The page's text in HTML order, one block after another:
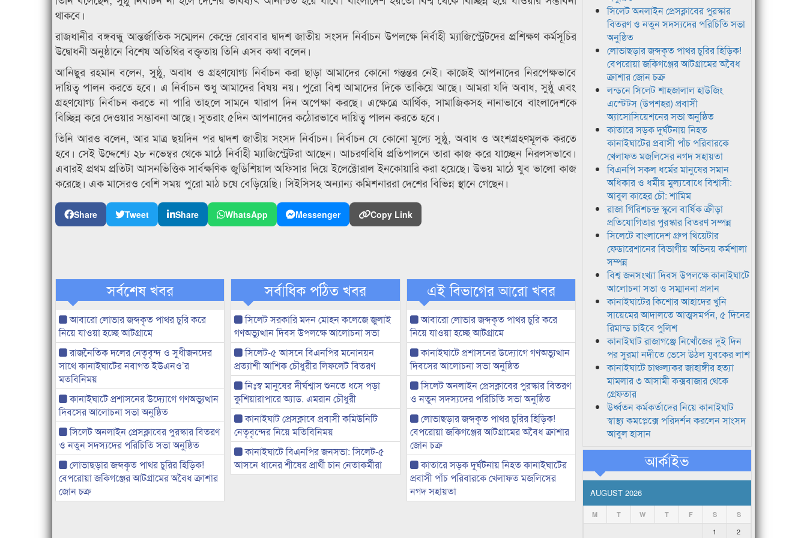
থাকবে।
রাজধানীর বঙ্গবন্ধু আন্তর্জাতিক সম্মেলন কেন্দ্রে রোববার দ্বাদশ জাতীয় সংসদ নির্বাচন উপলক্ষে নির্বাহী ম্যাজিস্ট্রেটদের প্রশিক্ষণ কর্মসূচির
উদ্বোধনী অনুষ্ঠানে বিশেষ অতিথির বক্তৃতায় তিনি এসব কথা বলেন।
আনিছুর রহমান বলেন, সুষ্ঠু, অবাধ ও গ্রহণযোগ্য নির্বাচন করা ছাড়া আমাদের কোনো গন্তন্তর নেই। কাজেই আপনাদের নিরপেক্ষভাবে
দায়িত্ব পালন করতে হবে। এ নির্বাচন শুধু আমাদের বিষয় নয়। পুরো বিশ্ব আমাদের দিকে তাকিয়ে আছে। আমরা যদি অবাধ, সুষ্ঠু এবং
গ্রহণযোগ্য নির্বাচন করতে না পারি তাহলে সামনে খারাপ দিন অপেক্ষা করছে। এক্ষেত্রে আর্থিক, সামাজিকসহ নানাভাবে বাংলাদেশকে
বিচ্ছিন্ন করে দেওয়ার সম্ভাবনা আছে। সুতরাং ৫দিন আপনাদের কঠোরভাবে দায়িত্ব পালন করতে হবে।
তিনি আরও বলেন, আর মাত্র ছয়দিন পর দ্বাদশ জাতীয় সংসদ নির্বাচন। নির্বাচন যে কোনো মূল্যে সুষ্ঠু, অবাধ ও অংশগ্রহণমূলক করতে
হবে। সেই উদ্দেশ্যে ২৮ নভেম্বর থেকে মাঠে নির্বাহী ম্যাজিস্ট্রেটরা আছেন। আচরণবিধি প্রতিপালনে তারা কাজ করে যাচ্ছেন নিরলসভাবে।
এবারই প্রথম প্রতিটা আসনভিত্তিক সার্বক্ষণিক জুডিশিয়াল অফিসার দিয়ে ইলেক্টোরাল ইনকোয়ারি করা হয়েছে। উভয় মাঠে খুব ভালো কাজ
করেছে। এক মাসেরও বেশি সময় পুরো মাঠ চষে বেড়িয়েছি। সিইসিসহ অন্যান্য কমিশনাররা দেশের বিভিন্ন স্থানে গেছেন।
Share Tweet Share WhatsApp Messenger Copy Link
সর্বশেষ খবর
আবারো লোভার জব্দকৃত পাথর চুরি করে
নিয়ে যাওয়া হচ্ছে আটগ্রামে
রাজনৈতিক দলের নেতৃবৃন্দ ও সুধীজনদের
সাথে কানাইঘাটের নবাগত ইউএনও’র
মতবিনিময়
কানাইঘাটে প্রশাসনের উদ্যোগে গণঅভ্যুত্থান
দিবসের আলোচনা সভা অনুষ্ঠিত
সিলেট অনলাইন প্রেসক্লাবের পুরস্কার বিতরণ
ও নতুন সদস্যদের পরিচিতি সভা অনুষ্ঠিত
লোভাছড়ার জব্দকৃত পাথর চুরির হিড়িক!
বেপরোয়া জকিগঞ্জের আটগ্রামের অবৈধ ক্রাশার
জোন চক্র
সর্বাধিক পঠিত খবর
সিলেট সরকারি মদন মোহন কলেজে জুলাই
গণঅভ্যুত্থান দিবস উপলক্ষে আলোচনা সভা
সিলেট-৫ আসনে বিএনপির মনোনয়ন
প্রত্যাশী আশিক চৌধুরীর লিফলেট বিতরণ
নিঃস্ব মানুষের দীর্ঘশ্বাস শুনতে ধসে পড়া
কুশিয়ারাপারে অ্যাড. এমরান চৌধুরী
কানাইঘাট প্রেসক্লাবে প্রবাসী কমিউনিটি
নেতৃবৃন্দের নিয়ে মতিবিনিময়
কানাইঘাটে বিএনপির জনসভা: সিলেট-৫
আসনে ধানের শীষের প্রার্থী চান নেতাকর্মীরা
এই বিভাগের আরো খবর
আবারো লোভার জব্দকৃত পাথর চুরি করে
নিয়ে যাওয়া হচ্ছে আটগ্রামে
কানাইঘাটে প্রশাসনের উদ্যোগে গণঅভ্যুত্থান
দিবসের আলোচনা সভা অনুষ্ঠিত
সিলেট অনলাইন প্রেসক্লাবের পুরস্কার বিতরণ
ও নতুন সদস্যদের পরিচিতি সভা অনুষ্ঠিত
লোভাছড়ার জব্দকৃত পাথর চুরির হিড়িক!
বেপরোয়া জকিগঞ্জের আটগ্রামের অবৈধ ক্রাশার
জোন চক্র
কাতারে সড়ক দুর্ঘটনায় নিহত কানাইঘাটের
প্রবাসী পাঁচ পরিবারকে খেলাফত মজলিসের
নগদ সহায়তা
সিলেট অনলাইন প্রেসক্লাবের পুরস্কার
বিতরণ ও নতুন সদস্যদের পরিচিতি সভা
অনুষ্ঠিত
লোভাছড়ার জব্দকৃত পাথর চুরির হিড়িক!
বেপরোয়া জকিগঞ্জের আটগ্রামের অবৈধ
ক্রাশার জোন চক্র
লন্ডনে সিলেট শাহজালাল হাউজিং
এস্টেটস (উপশহর) প্রবাসী
অ্যাসোসিয়েশনের সভা অনুষ্ঠিত
কাতারে সড়ক দুর্ঘটনায় নিহত
কানাইঘাটের প্রবাসী পাঁচ পরিবারকে
খেলাফত মজলিসের নগদ সহায়তা
বিএনপি সকল ধর্মের মানুষের সমান
অধিকার ও ধর্মীয় মুল্যবোধে বিশ্বাসী:
আবুল কাহের চৌ: শামিম
রাজা গিরিশচন্দ্র স্কুলে বার্ষিক ক্রীড়া
প্রতিযোগিতার পুরস্কার বিতরণ সম্পন্ন
সিলেটে বাংলাদেশ গ্রুপ থিয়েটার
ফেডারেশানের বিভাগীয় অভিনয় কর্মশালা
সম্পন্ন
বিশ্ব জনসংখ্যা দিবস উপলক্ষে কানাইঘাটে
আলোচনা সভা ও সম্মাননা প্রদান
কানাইঘাটের কিশোর আহাদের খুনি
সায়েমের আদালতে আত্মসমর্পন, ৫ দিনের
রিমান্ড চাইবে পুলিশ
কানাইঘাট রাজাগঞ্জে নিখোঁজের দুই দিন
পর সুরমা নদীতে ভেসে উঠল যুবকের লাশ
কানাইঘাটে চাঞ্চল্যকর জাহাঙ্গীর হত্যা
মামলার ৩ আসামী কক্সবাজার থেকে
গ্রেফতার
উর্ধ্বতন কর্মকর্তাদের নিয়ে কানাইঘাট
স্বাস্থ্য কমপ্লেক্সে পরিদর্শন করলেন সাংসদ
আবুল হাসান
আর্কাইভ
AUGUST 2026
M T W T F S S
1
2